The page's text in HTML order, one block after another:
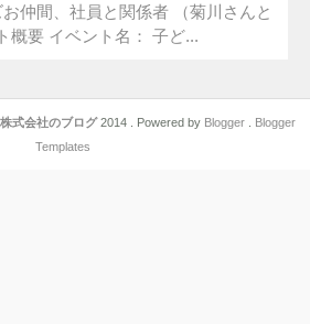
仲間、社員と関係者 （菊川さんと
概要 イベント名： 子ど...
式会社のブログ2014 . Powered by Blogger
Blogger
Templates